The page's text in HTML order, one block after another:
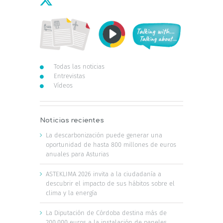
Todas las noticias
Entrevistas
Vídeos
Noticias recientes
La descarbonización puede generar una
oportunidad de hasta 800 millones de euros
anuales para Asturias
ASTEKLIMA 2026 invita a la ciudadanía a
descubrir el impacto de sus hábitos sobre el
clima y la energía
La Diputación de Córdoba destina más de